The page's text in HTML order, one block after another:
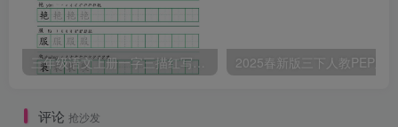
三年级语文上册一字三描红写字表字帖
评论 抢沙发